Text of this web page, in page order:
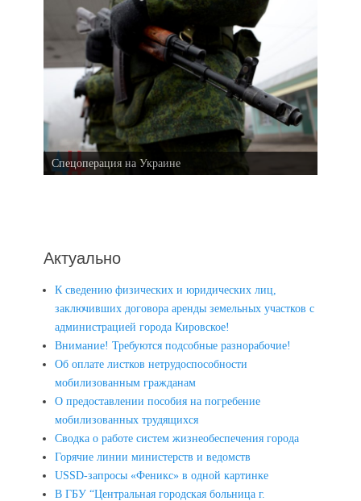
Спецоперация на Украине
Актуально
К сведению физических и юридических лиц,
заключивших договора аренды земельных участков с
администрацией города Кировское!
Внимание! Требуются подсобные разнорабочие!
Об оплате листков нетрудоспособности
мобилизованным гражданам
О предоставлении пособия на погребение
мобилизованных трудящихся
Сводка о работе систем жизнеобеспечения города
Горячие линии министерств и ведомств
USSD-запросы «Феникс» в одной картинке
В ГБУ “Центральная городская больница г.